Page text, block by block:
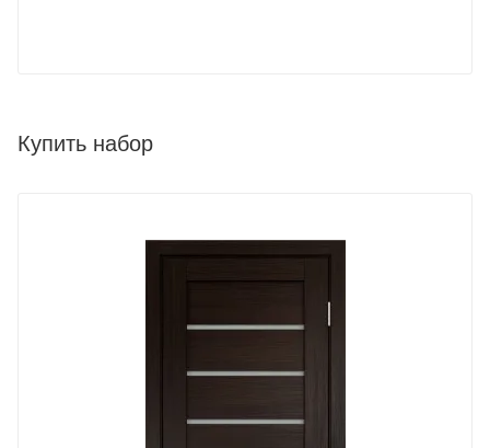
Купить набор